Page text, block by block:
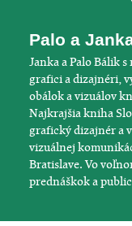
Palo a
Janka a Palo Bálik
grafici a dizajnéri,
obálok a vizuálov
Najkrajšia kniha
grafický dizajnér a
vizuálnej
Bratislave. Vo
prednáškok a